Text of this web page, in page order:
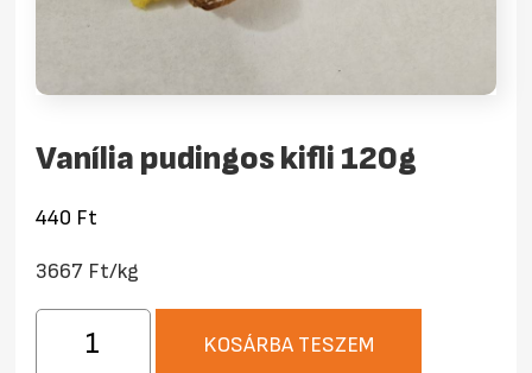
Vanília pudingos kifli 120g
440 Ft
3667 Ft/kg
pudingos
KOSÁRBA TESZEM